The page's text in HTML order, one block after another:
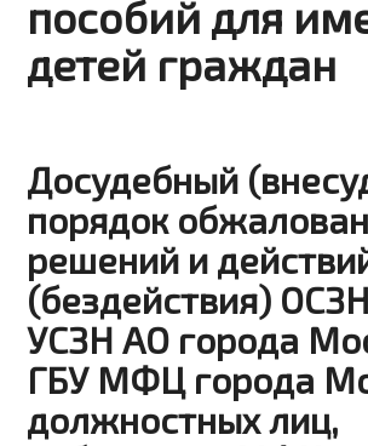
пособий для
детей граждан
Досудебный
порядок
решений и
(бездействия)
УСЗН АО города
ГБУ МФЦ города
должностных лиц,